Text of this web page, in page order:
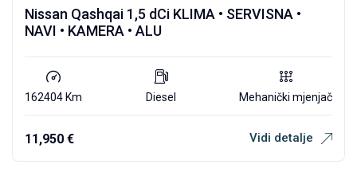
Nissan Qashqai 1,5 dCi KLIMA • SERVISNA •
NAVI • KAMERA • ALU
162404 Km Diesel Mehanički mjenjač
11,950 € Vidi detalje